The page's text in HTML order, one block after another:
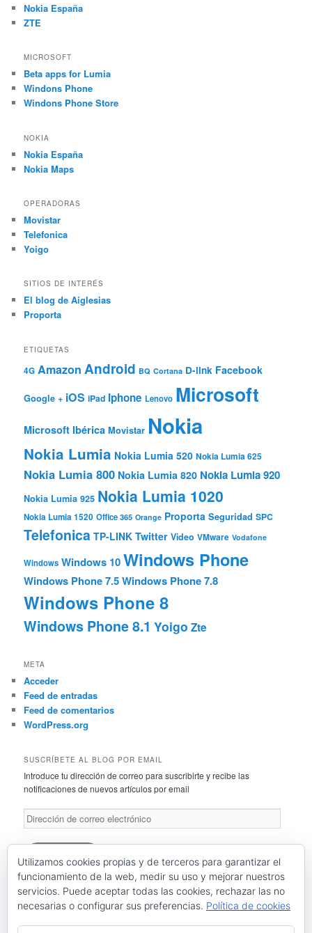
Nokia España
ZTE
MICROSOFT
Beta apps for Lumia
Windons Phone
Windons Phone Store
NOKIA
Nokia España
Nokia Maps
OPERADORAS
Movistar
Telefonica
Yoigo
SITIOS DE INTERÉS
El blog de Aiglesias
Proporta
ETIQUETAS
4G Amazon Android BQ Cortana D-link Facebook
Google + iOS iPad Iphone Lenovo Microsoft
Microsoft Ibérica Movistar Nokia
Nokia Lumia Nokia Lumia 520 Nokia Lumia 625
Nokia Lumia 800 Nokia Lumia 820 Nokia Lumia 920
Nokia Lumia 925 Nokia Lumia 1020
Nokia Lumia 1520 Office 365 Orange Proporta Seguridad SPC
Telefonica TP-LINK Twitter Video VMware Vodafone
Windows Windows 10Windows Phone
Windows Phone 7.5Windows Phone 7.8
Windows Phone 8
Windows Phone 8.1 Yoigo Zte
META
Acceder
Feed de entradas
Feed de comentarios
WordPress.org
SUSCRÍBETE AL BLOG POR EMAIL
Introduce tu dirección de correo para suscribirte y recibe las
notificaciones de nuevos artículos por email
Dirección
de
correo
Suscríbete
Únete a otros 46 suscriptores
RSS: Entradas
Utilizamos cookies propias y de terceros para garantizar el
funcionamiento de la web, medir su uso y mejorar nuestros
servicios. Puede aceptar todas las cookies, rechazar las no
necesarias o configurar sus preferencias. Política de cookies